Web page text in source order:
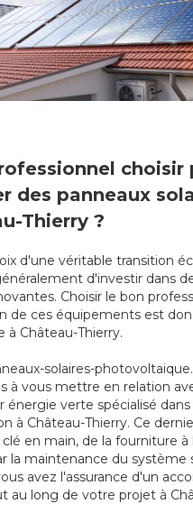
choisir
des panneaux
Thierry ?
d'une véritable transition
d'investir dans
Choisir le bon
de ces équipements est
à Château-Thierry.
solaires-
à vous mettre en relation
énergie verte spécialisé
à Château-Thierry. Ce
en main, de la fourniture à
la maintenance du système
avez l'assurance d'un
au long de votre projet à